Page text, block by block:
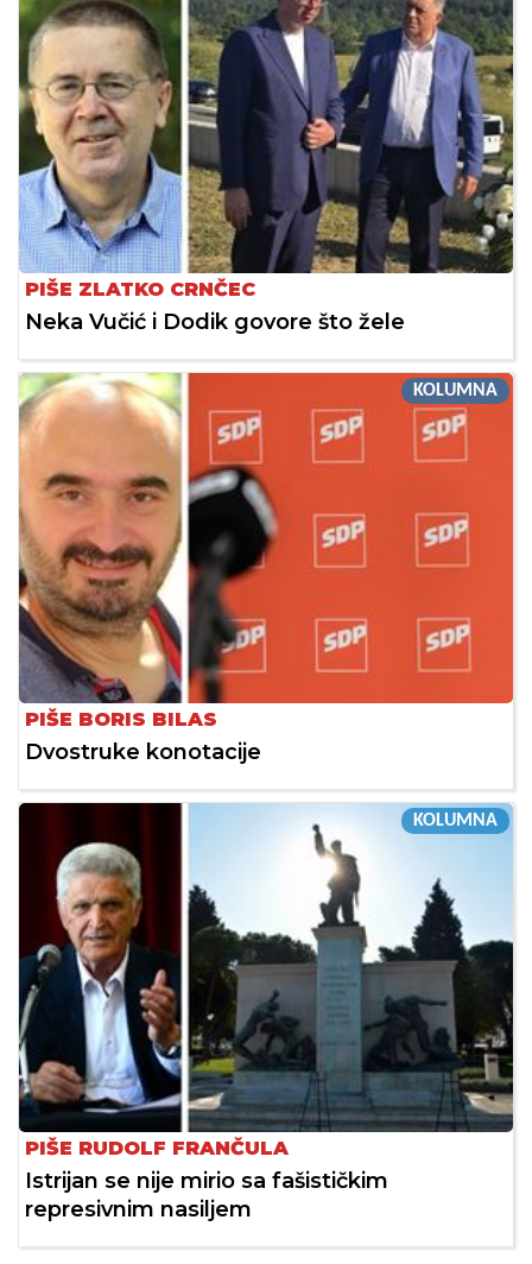
PIŠE ZLATKO CRNČEC
Neka Vučić i Dodik govore što žele
KOLUMNA
PIŠE BORIS BILAS
Dvostruke konotacije
KOLUMNA
PIŠE RUDOLF FRANČULA
Istrijan se nije mirio sa fašističkim
represivnim nasiljem